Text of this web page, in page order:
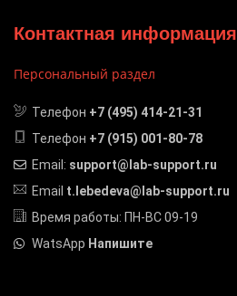
Контактная информация
Персональный раздел
Телефон +7 (495) 414-21-31
Телефон +7 (915) 001-80-78
Email: support@lab-support.ru
Email t.lebedeva@lab-support.ru
Время работы: ПН-ВС 09-19
WatsApp Напишите